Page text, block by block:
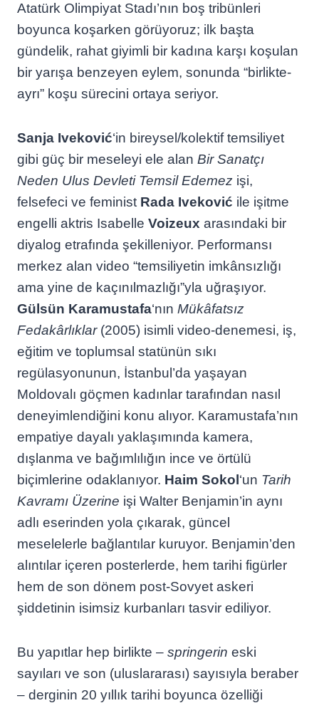
Atatürk Olimpiyat Stadı’nın boş tribünleri
boyunca koşarken görüyoruz; ilk başta
gündelik, rahat giyimli bir kadına karşı koşulan
bir yarışa benzeyen eylem, sonunda “birlikte-
ayrı” koşu sürecini ortaya seriyor.
Sanja Iveković‘in bireysel/kolektif temsiliyet
gibi güç bir meseleyi ele alan Bir Sanatçı
Neden Ulus Devleti Temsil Edemez işi,
felsefeci ve feminist Rada Iveković ile işitme
engelli aktris Isabelle Voizeux arasındaki bir
diyalog etrafında şekilleniyor. Performansı
merkez alan video “temsiliyetin imkânsızlığı
ama yine de kaçınılmazlığı”yla uğraşıyor.
Gülsün Karamustafa‘nın Mükâfatsız
Fedakârlıklar(2005) isimli video-denemesi, iş,
eğitim ve toplumsal statünün sıkı
regülasyonunun, İstanbul’da yaşayan
Moldovalı göçmen kadınlar tarafından nasıl
deneyimlendiğini konu alıyor. Karamustafa’nın
empatiye dayalı yaklaşımında kamera,
dışlanma ve bağımlılığın ince ve örtülü
biçimlerine odaklanıyor. Haim Sokol ‘un Tarih
Kavramı Üzerine işi Walter Benjamin’in aynı
adlı eserinden yola çıkarak, güncel
meselelerle bağlantılar kuruyor. Benjamin’den
alıntılar içeren posterlerde, hem tarihi figürler
hem de son dönem post-Sovyet askeri
şiddetinin isimsiz kurbanları tasvir ediliyor.
Bu yapıtlar hep birlikte – springerin eski
sayıları ve son (uluslararası) sayısıyla beraber
– derginin 20 yıllık tarihi boyunca özelliği